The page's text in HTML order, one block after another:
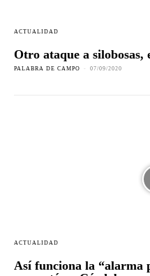
ACTUALIDAD
Otro ataque a silobosas,
PALABRA DE CAMPO - 07/09/2020
ACTUALIDAD
Así funciona la “alarma